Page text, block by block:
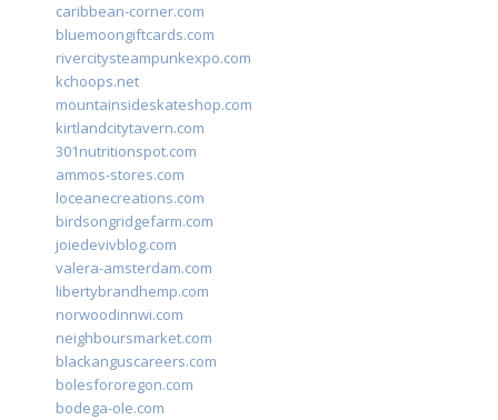
caribbean-corner.com
bluemoongiftcards.com
rivercitysteampunkexpo.com
kchoops.net
mountainsideskateshop.com
kirtlandcitytavern.com
301nutritionspot.com
ammos-stores.com
loceanecreations.com
birdsongridgefarm.com
joiedevivblog.com
valera-amsterdam.com
libertybrandhemp.com
norwoodinnwi.com
neighboursmarket.com
blackanguscareers.com
bolesfororegon.com
bodega-ole.com